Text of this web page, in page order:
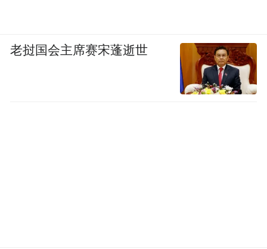
老挝国会主席赛宋蓬逝世